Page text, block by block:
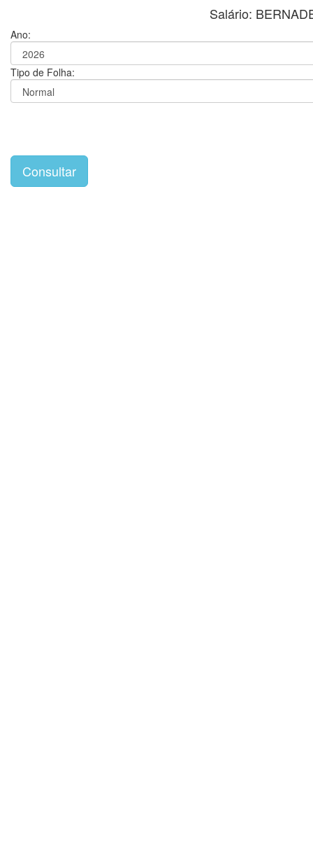
Salário:
Ano:
Tipo de Folha: